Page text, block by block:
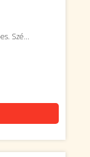
Szé...